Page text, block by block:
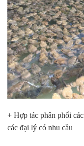
+ Hợp tác phân phối
các đại lý có nhu cầu